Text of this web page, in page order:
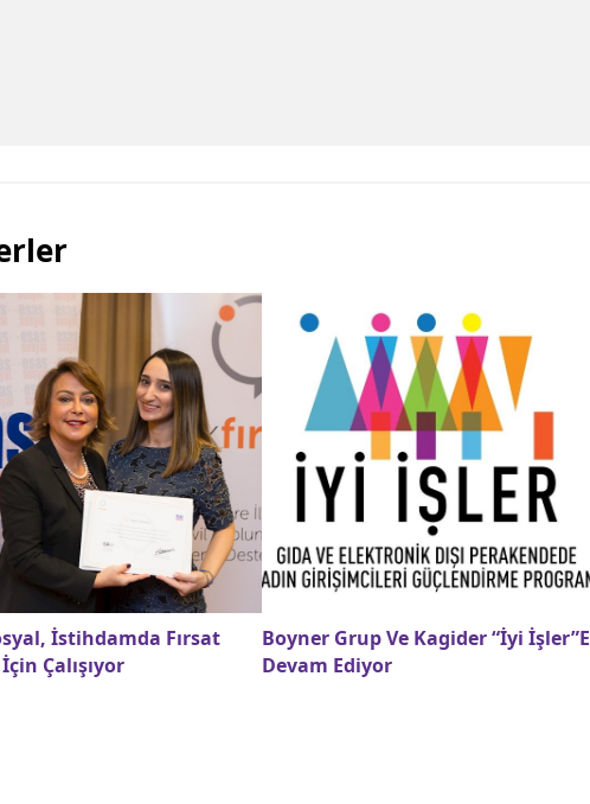
İstihdamda Fırsat
Çalışıyor
Boyner Grup Ve Kagider “İyi İşler”E
Devam Ediyor